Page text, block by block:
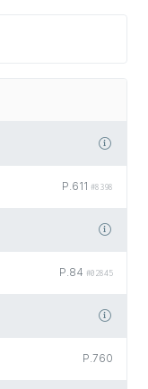
P.611 #8398
P.84 #02845
P.760